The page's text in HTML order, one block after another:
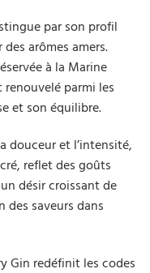
par son profil
arômes amers.
à la Marine
parmi les
et son équilibre.
douceur et l’intensité,
reflet des goûts
désir croissant de
des saveurs dans
Gin redéfinit les codes